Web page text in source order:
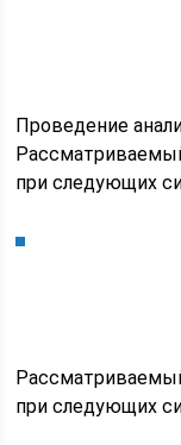
Проведение
при следующих
при следующих